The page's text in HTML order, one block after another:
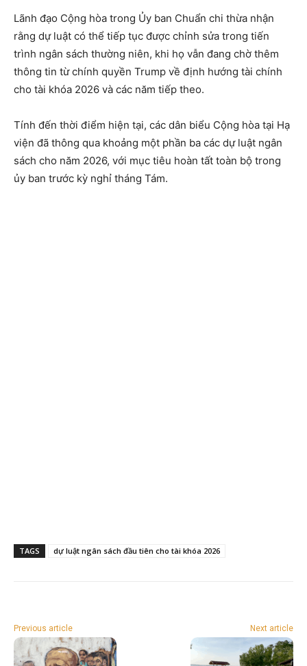
Lãnh đạo Cộng hòa trong Ủy ban Chuẩn chi thừa nhận
rằng dự luật có thể tiếp tục được chỉnh sửa trong tiến
trình ngân sách thường niên, khi họ vẫn đang chờ thêm
thông tin từ chính quyền Trump về định hướng tài chính
cho tài khóa 2026 và các năm tiếp theo.
Tính đến thời điểm hiện tại, các dân biểu Cộng hòa tại Hạ
viện đã thông qua khoảng một phần ba các dự luật ngân
sách cho năm 2026, với mục tiêu hoàn tất toàn bộ trong
ủy ban trước kỳ nghỉ tháng Tám.
TAGS dự luật ngân sách đầu tiên cho tài khóa 2026
Previous article Next article